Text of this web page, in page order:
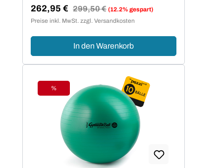
Verkaufspreis:
262,95 € Regulärer Preis:
299,50 € (12.2% gespart)
Preise inkl. MwSt. zzgl. Versandkosten
In den Warenkorb
Rabatt
%